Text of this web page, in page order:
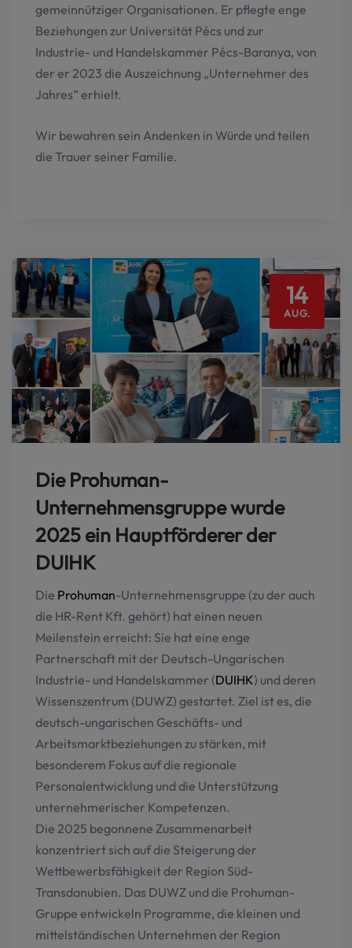
gemeinnütziger Organisationen. Er pflegte enge
Beziehungen zur Universität Pécs und zur
Industrie- und Handelskammer Pécs-Baranya, von
der er 2023 die Auszeichnung „Unternehmer des
Jahres” erhielt.
Wir bewahren sein Andenken in Würde und teilen
die Trauer seiner Familie.
14
AUG.
Die Prohuman-
Unternehmensgruppe wurde
2025 ein Hauptförderer der
DUIHK
Die Prohuman-Unternehmensgruppe (zu der auch
die HR-Rent Kft. gehört) hat einen neuen
Meilenstein erreicht: Sie hat eine enge
Partnerschaft mit der Deutsch-Ungarischen
Industrie- und Handelskammer (DUIHK) und deren
Wissenszentrum (DUWZ) gestartet. Ziel ist es, die
deutsch-ungarischen Geschäfts- und
Arbeitsmarktbeziehungen zu stärken, mit
besonderem Fokus auf die regionale
Personalentwicklung und die Unterstützung
unternehmerischer Kompetenzen.
Die 2025 begonnene Zusammenarbeit
konzentriert sich auf die Steigerung der
Wettbewerbsfähigkeit der Region Süd-
Transdanubien. Das DUWZ und die Prohuman-
Gruppe entwickeln Programme, die kleinen und
mittelständischen Unternehmen der Region